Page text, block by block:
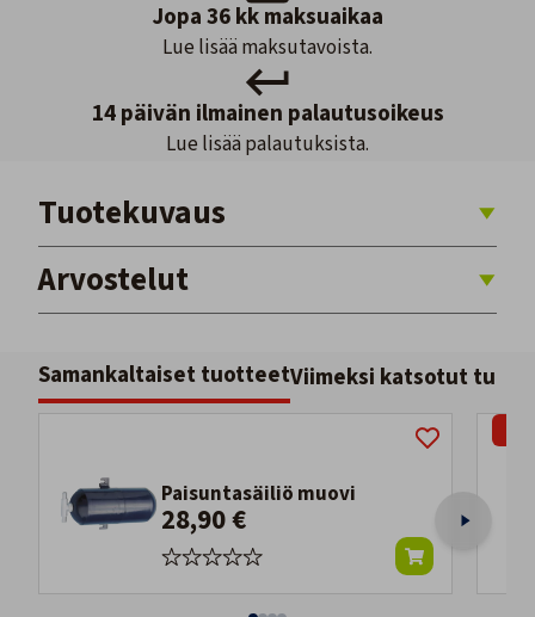
Jopa 36 kk maksuaikaa
Lue lisää maksutavoista.
14 päivän ilmainen palautusoikeus
Lue lisää palautuksista.
Tuotekuvaus
Arvostelut
Samankaltaiset tuotteetViimeksi katsotut
Paisuntasäiliö muovi
28,90 €